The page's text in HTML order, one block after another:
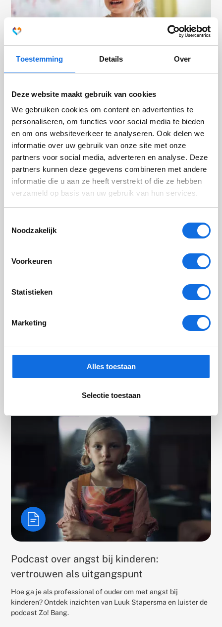
Toestemming Details Over
Deze website maakt gebruik van cookies
We gebruiken cookies om content en advertenties te
personaliseren, om functies voor social media te bieden
en om ons websiteverkeer te analyseren. Ook delen we
informatie over uw gebruik van onze site met onze
partners voor social media, adverteren en analyse. Deze
partners kunnen deze gegevens combineren met andere
informatie die u aan ze heeft verstrekt of die ze hebben
verzameld op basis van uw gebruik van hun services.
Noodzakelijk
Voorkeuren
Statistieken
Marketing
Alles toestaan
Selectie toestaan
Steeds meer ADHD-medicatie: kijken we
wel breed genoeg?
In een radioprogramma van BNNVARA deelt Tycho Dekkers
van Levvel zijn visie op de toename van ADHD-medicatie en
de kijk op druk gedrag.
doorlopend traject voor jongeren
Programma Skills@ van Levvel zet in op talentontwikkeling,
samenwerking en minder onnodige administratie. Lees meer
Podcast over angst bij kinderen:
vertrouwen als uitgangspunt
Hoe ga je als professional of ouder om met angst bij
kinderen? Ontdek inzichten van Luuk Stapersma en luister de
podcast Zo! Bang.